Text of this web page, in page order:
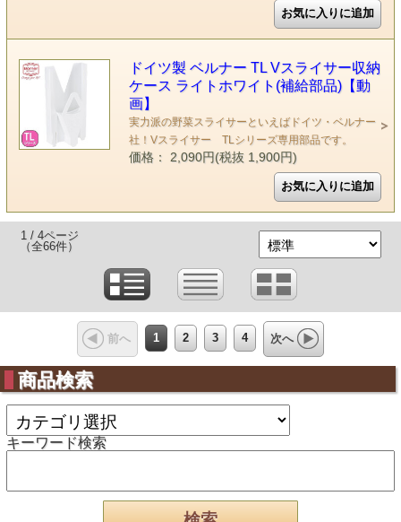
ドイツ製 ベルナー TL Vスライサー収納
ケース ライトホワイト(補給部品)【動
画】
実力派の野菜スライサーといえばドイツ・ベルナー
社！Vスライサー TLシリーズ専用部品です。
価格： 2,090円(税抜 1,900円)
1 / 4ページ
（全66件）
前へ 1 2 3 4 次へ
商品検索
キーワード検索